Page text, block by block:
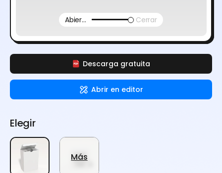
Descarga gratuita
Abrir en editor
Abierto Cerrar
Elegir
Más